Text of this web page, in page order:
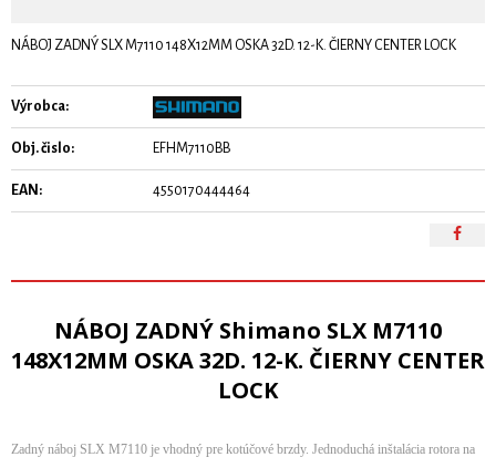
NÁBOJ ZADNÝ SLX M7110 148X12MM OSKA 32D. 12-K. ČIERNY CENTER LOCK
Výrobca:
Obj. čislo: EFHM7110BB
EAN: 4550170444464
NÁBOJ ZADNÝ Shimano SLX M7110
148X12MM OSKA 32D. 12-K. ČIERNY CENTER
LOCK
Zadný náboj SLX M7110 je vhodný pre kotúčové brzdy. Jednoduchá inštalácia rotora na